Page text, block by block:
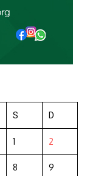
S D
1 2
8 9